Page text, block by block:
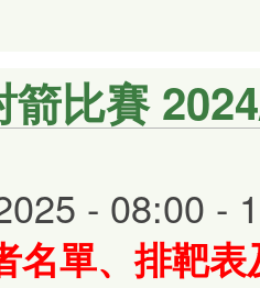
比賽
- 08:00 -
名單、排靶